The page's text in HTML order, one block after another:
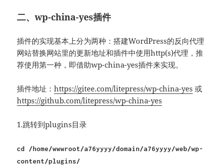
二、wp-china-yes插件
插件的实现基本上分为两种：搭建WordPress的反向代理
网站替换网站里的更新地址和插件中使用http(s)代理，推
荐使用第一种，即借助wp-china-yes插件来实现。
插件地址：https://gitee.com/litepress/wp-china-yes 或
https://github.com/litepress/wp-china-yes
1.跳转到plugins目录
cd /home/wwwroot/a76yyyy/domain/a76yyyy/web/wp-
content/plugins/